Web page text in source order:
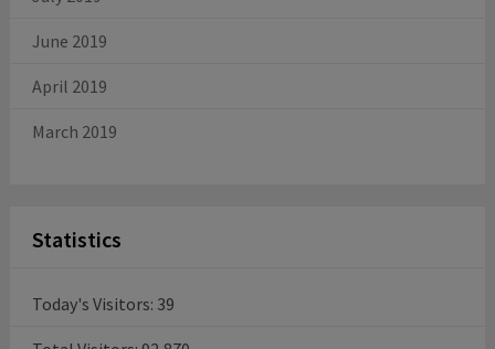
June 2019
April 2019
March 2019
Statistics
Today's Visitors: 39